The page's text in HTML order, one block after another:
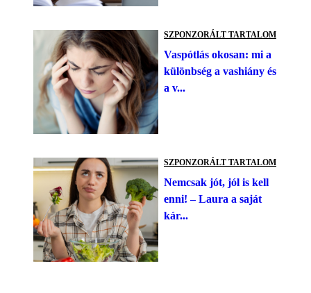
SZPONZORÁLT TARTALOM
Vaspótlás okosan: mi a
különbség a vashiány és
a v...
SZPONZORÁLT TARTALOM
Nemcsak jót, jól is kell
enni! – Laura a saját
kár...